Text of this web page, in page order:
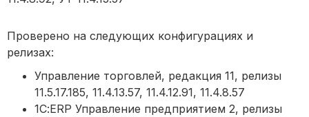
Проверено на следующих конфигурациях и
релизах:
Управление торговлей, редакция 11, релизы
11.5.17.185, 11.4.13.57, 11.4.12.91, 11.4.8.57
1С:ERP Управление предприятием 2, релизы